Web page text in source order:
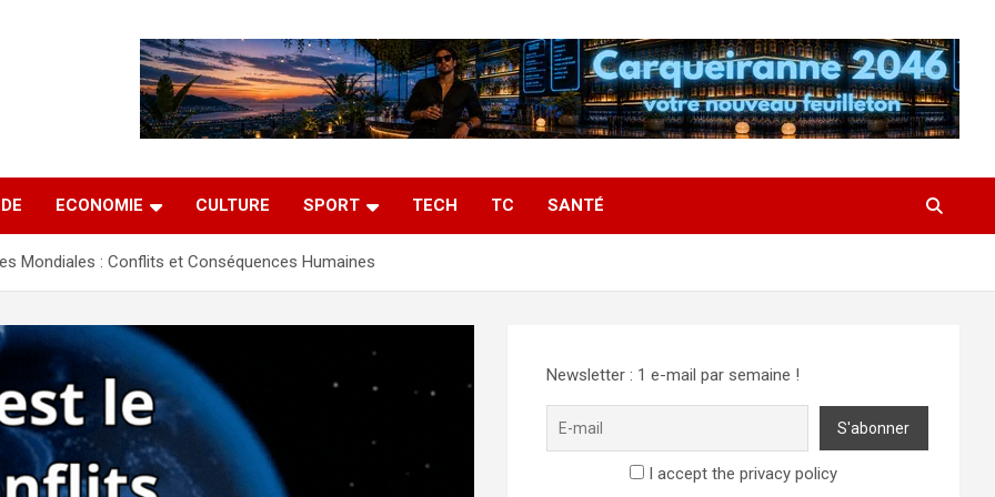
ECONOMIE CULTURE SPORT TECH TC SANTÉ
Mondiales : Conflits et Conséquences Humaines
Newsletter : 1 e-mail par semaine !
I accept the privacy policy